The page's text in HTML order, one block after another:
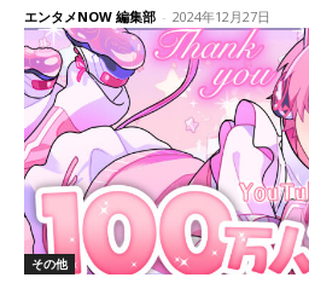
エンタメNOW 編集部 - 2024年12月27日
その他